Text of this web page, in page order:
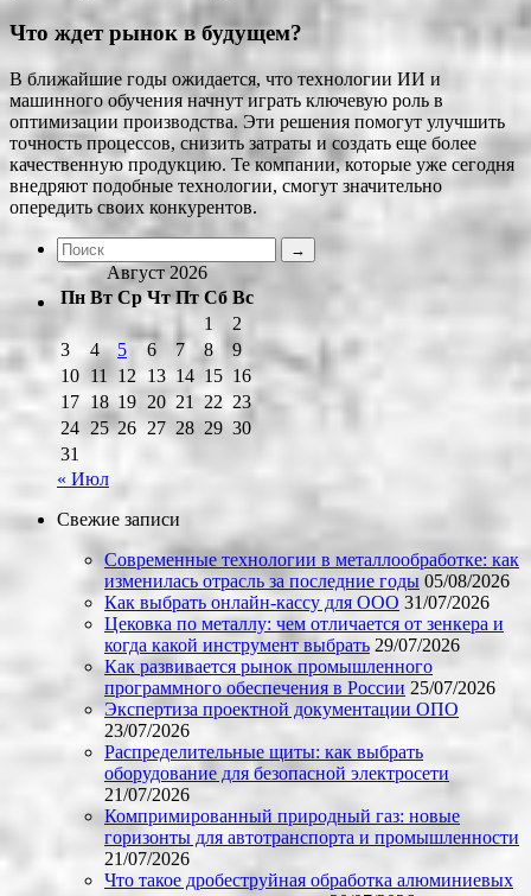
Что ждет рынок в будущем?
В ближайшие годы ожидается, что технологии ИИ и
машинного обучения начнут играть ключевую роль в
оптимизации производства. Эти решения помогут улучшить
точность процессов, снизить затраты и создать еще более
качественную продукцию. Те компании, которые уже сегодня
внедряют подобные технологии, смогут значительно
опередить своих конкурентов.
Август 2026
Пн Вт Ср Чт Пт Сб Вс
1
2
3
4 5 6 7 8
9
10 11 12 13 14 15 16
17 18 19 20 21 22 23
24 25 26 27 28 29 30
31
« Июл
Свежие записи
Современные технологии в металлообработке: как
изменилась отрасль за последние годы 05/08/2026
Как выбрать онлайн-кассу для ООО 31/07/2026
Цековка по металлу: чем отличается от зенкера и
когда какой инструмент выбрать 29/07/2026
Как развивается рынок промышленного
программного обеспечения в России 25/07/2026
Экспертиза проектной документации ОПО
23/07/2026
Распределительные щиты: как выбрать
оборудование для безопасной электросети
21/07/2026
Компримированный природный газ: новые
горизонты для автотранспорта и промышленности
21/07/2026
Что такое дробеструйная обработка алюминиевых